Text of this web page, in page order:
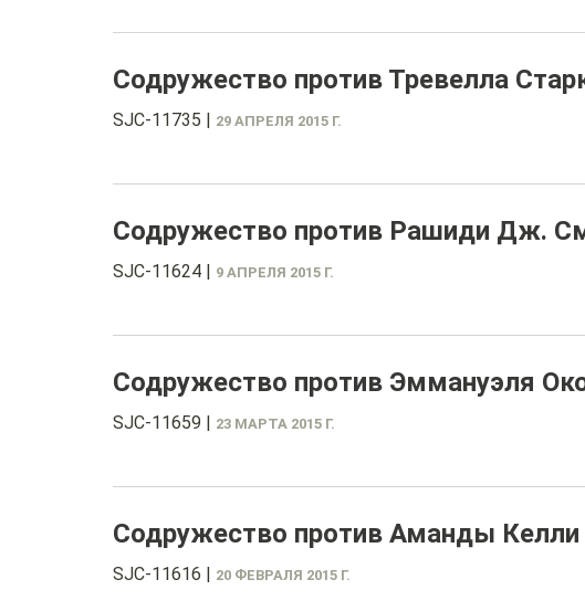
Содружество против Тревелла
SJC-11735 | 29 АПРЕЛЯ 2015 Г.
Содружество против Рашиди Дж.
SJC-11624 | 9 АПРЕЛЯ 2015 Г.
Содружество против Эммануэля
SJC-11659 | 23 МАРТА 2015 Г.
Содружество против Аманды
SJC-11616 | 20 ФЕВРАЛЯ 2015 Г.